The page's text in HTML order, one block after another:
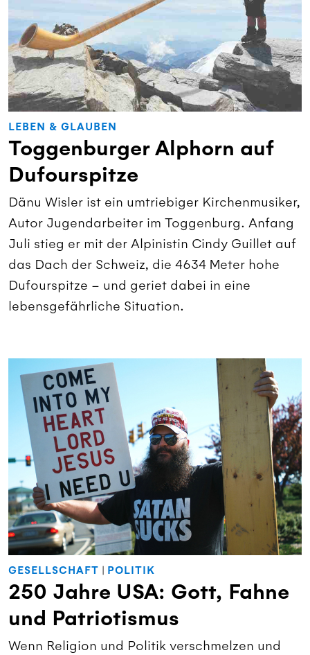
LEBEN & GLAUBEN
Toggenburger Alphorn auf
Dufourspitze
Dänu Wisler ist ein umtriebiger Kirchenmusiker,
Autor Jugendarbeiter im Toggenburg. Anfang
Juli stieg er mit der Alpinistin Cindy Guillet auf
das Dach der Schweiz, die 4634 Meter hohe
Dufourspitze – und geriet dabei in eine
lebensgefährliche Situation.
GESELLSCHAFT | POLITIK
250 Jahre USA: Gott, Fahne
und Patriotismus
Wenn Religion und Politik verschmelzen und